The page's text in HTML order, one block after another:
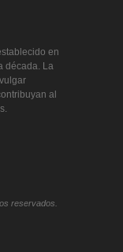
en
década. La
al
reservados.